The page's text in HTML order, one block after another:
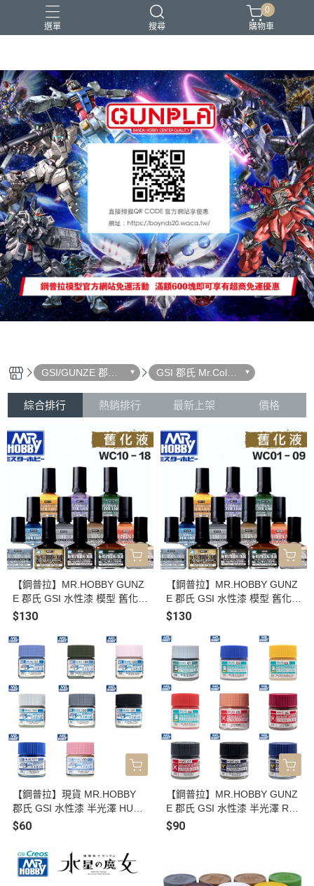
選單 搜尋
Gopro Hero 9 PG 1/60 耳機 鋼彈 鋼普拉
0
購物車
GSI/GUNZE 郡氏
模型漆料
GSI 郡氏 Mr.Color
N系列 水性漆
綜合排行 熱銷排行 最新上架 價格
【鋼普拉】MR.HOBBY GUNZ
E 郡氏 GSI 水性漆 模型 舊化漆
滲線液 WC10 斑點黃 WC12 表
色 WC15 淺灰色 WC16 土黃色
WC17 琥珀色 WC18 陰影棕
$130
【鋼普拉】MR.HOBBY GUNZ
E 郡氏 GSI 水性漆 模型 舊化漆
滲線液 WC01 黑色 WC02 原野
WC05 白色 WC06 海軍灰 WC
07 棕色 WC08 橘色 WC09 藍
蔭色
$130
【鋼普拉】現貨 MR.HOBBY
郡氏 GSI 水性漆 半光澤 HUG1
01 巨劍攻擊鋼彈藍色 HUG102
紅攻擊鋼彈粉紅 HUG104 未啟
動模式白 HUG105 未啟動模式
灰 HUG106 未啟動模式黑 HU
$60
【鋼普拉】MR.HOBBY GUNZ
E 郡氏 GSI 水性漆 半光澤 RX-
78-2 紅薩克 迪坦斯 專用模型
薩克紅 HUG07 幻影灰 HUG08
$90